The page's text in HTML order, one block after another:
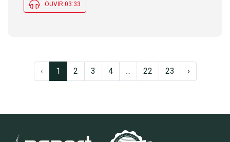
OUVIR 03:33
‹ 1 2 3 4 ... 22 23 ›